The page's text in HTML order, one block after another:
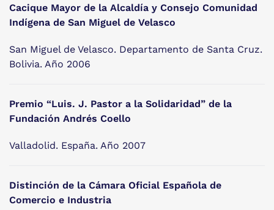
Cacique Mayor de la Alcaldía y Consejo Comunidad
Indígena de San Miguel de Velasco
San Miguel de Velasco. Departamento de Santa Cruz.
Bolivia. Año 2006
Premio “Luis. J. Pastor a la Solidaridad” de la
Fundación Andrés Coello
Valladolid. España. Año 2007
Distinción de la Cámara Oficial Española de
Comercio e Industria